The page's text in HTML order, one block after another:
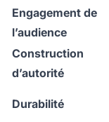
Engagement de
l’audience
Construction
d’autorité
Durabilité